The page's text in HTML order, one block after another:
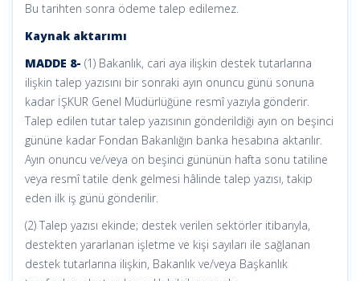
Bu tarihten sonra ödeme talep edilemez.
Kaynak aktarımı
MADDE 8- (1) Bakanlık, cari aya ilişkin destek tutarlarına
ilişkin talep yazısını bir sonraki ayın onuncu günü sonuna
kadar İŞKUR Genel Müdürlüğüne resmî yazıyla gönderir.
Talep edilen tutar talep yazısının gönderildiği ayın on beşinci
gününe kadar Fondan Bakanlığın banka hesabına aktarılır.
Ayın onuncu ve/veya on beşinci gününün hafta sonu tatiline
veya resmî tatile denk gelmesi hâlinde talep yazısı, takip
eden ilk iş günü gönderilir.
(2) Talep yazısı ekinde; destek verilen sektörler itibarıyla,
destekten yararlanan işletme ve kişi sayıları ile sağlanan
destek tutarlarına ilişkin, Bakanlık ve/veya Başkanlık